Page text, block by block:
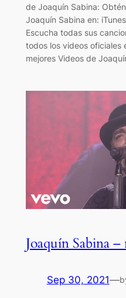
de Joaquín Sabina:
Joaquín Sabina en:
Escucha todas sus
todos los videos oficiales
mejores Videos de
Joaquín Sabina –
Sep 30, 2021—